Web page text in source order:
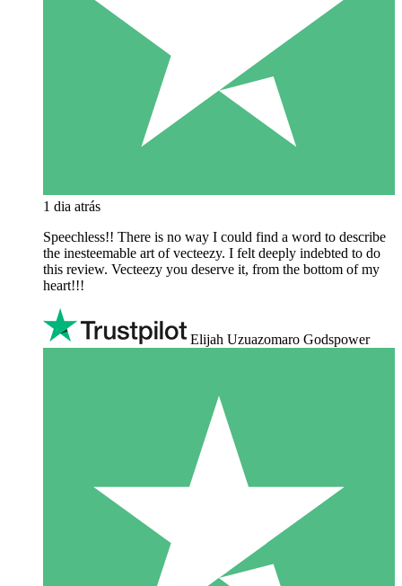
1 dia atrás
Speechless!! There is no way I could find a word to describe
the inesteemable art of vecteezy. I felt deeply indebted to do
this review. Vecteezy you deserve it, from the bottom of my
heart!!!
Elijah Uzuazomaro Godspower